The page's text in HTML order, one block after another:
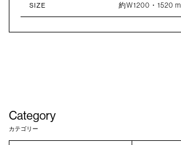
SIZE 約W1200・1520
Category
カテゴリー